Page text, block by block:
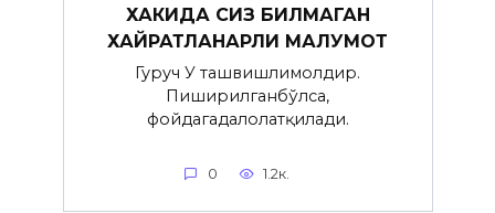
ХАКИДА СИЗ БИЛМАГАН
ХАЙРАТЛАНАРЛИ МАЛУМОТ
Гуруч У ташвишлимолдир.
Пиширилганбўлса,
фойдагадалолатқилади.
0 1.2к.